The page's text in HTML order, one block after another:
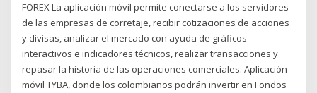
FOREX La aplicación móvil permite conectarse a los servidores
de las empresas de corretaje, recibir cotizaciones de acciones
y divisas, analizar el mercado con ayuda de gráficos
interactivos e indicadores técnicos, realizar transacciones y
repasar la historia de las operaciones comerciales. Aplicación
móvil TYBA, donde los colombianos podrán invertir en Fondos